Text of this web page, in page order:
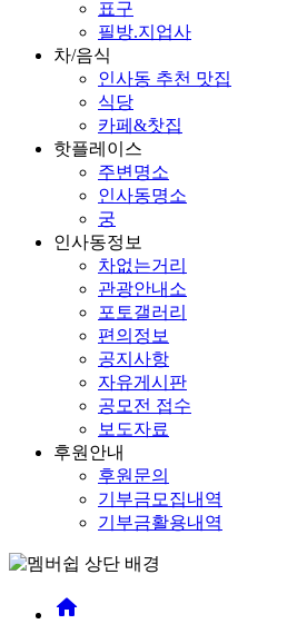
표구
필방.지업사
차/음식
인사동 추천 맛집
식당
카페&찻집
핫플레이스
주변명소
인사동명소
궁
인사동정보
차없는거리
관광안내소
포토갤러리
편의정보
공지사항
자유게시판
공모전 접수
보도자료
후원안내
후원문의
기부금모집내역
기부금활용내역
home